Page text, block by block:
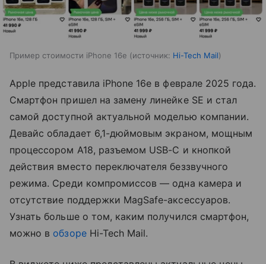
Пример стоимости iPhone 16e источник: Hi-Tech Mail
Apple представила iPhone 16e в феврале 2025 года.
Смартфон пришел на замену линейке SE и стал
самой доступной актуальной моделью компании.
Девайс обладает 6,1-дюймовым экраном, мощным
процессором A18, разъемом USB-C и кнопкой
действия вместо переключателя беззвучного
режима. Среди компромиссов — одна камера и
отсутствие поддержки MagSafe-аксессуаров.
Узнать больше о том, каким получился смартфон,
можно в обзореHi-Tech Mail.